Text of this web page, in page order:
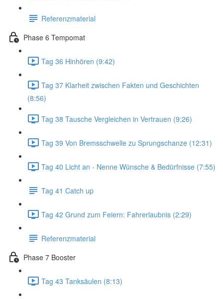
Referenzmaterial
Phase 6 Tempomat
Tag 36 Hinhören (9:42)
Tag 37 Klarheit zwischen Fakten und Geschichten
(8:56)
Tag 38 Tausche Vergleichen in Vertrauen (9:26)
Tag 39 Von Bremsschwelle zu Sprungschanze (12:31)
Tag 40 Licht an - Nenne Wünsche & Bedürfnisse (7:55)
Tag 41 Catch up
Tag 42 Grund zum Feiern: Fahrerlaubnis (2:29)
Referenzmaterial
Phase 7 Booster
Tag 43 Tanksäulen (8:13)